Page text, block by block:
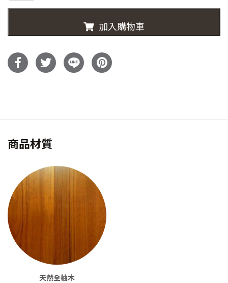
格：
NT$32,800。
格：
柚
木
餐
桌
加入購物車
商品材質
天然全柚木